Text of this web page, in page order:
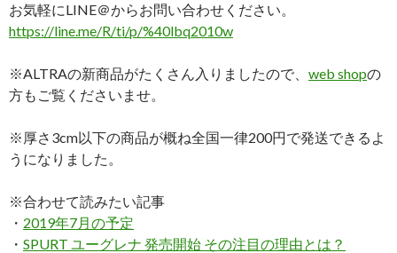
お気軽にLINE＠からお問い合わせください。
https://line.me/R/ti/p/%40lbq2010w
※ALTRAの新商品がたくさん入りましたので、 web shopの
方もご覧くださいませ。
※厚さ3cm以下の商品が概ね全国一律200円で発送できるよ
うになりました。
※合わせて読みたい記事
・ 2019年7月の予定
・ SPURT ユーグレナ 発売開始 その注目の理由とは？